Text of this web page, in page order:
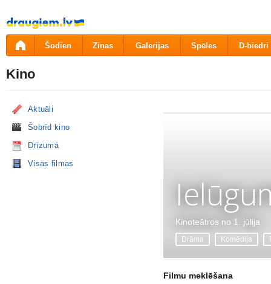
Pāriet
uz
saturu
Šodien Ziņas Galerijas Spēles D-biedri
Kino
Aktuāli
Šobrīd kino
Drīzumā
Visas filmas
Kinoteātros no 1. jūlija
Drāma Komēdija
Filmu meklēšana